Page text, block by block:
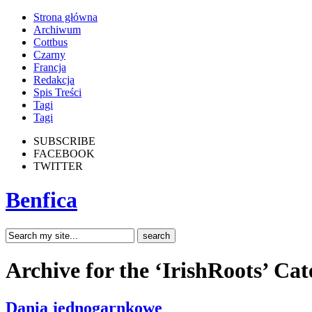
Strona główna
Archiwum
Cottbus
Czarny
Francja
Redakcja
Spis Treści
Tagi
Tagi
SUBSCRIBE
FACEBOOK
TWITTER
Benfica
Archive for the ‘IrishRoots’
Dania jednogarnkowe